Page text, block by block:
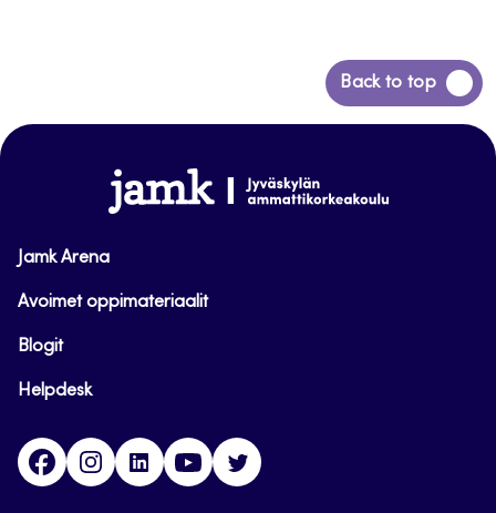
Back to top
Siirry
takaisin
www.jamk.fi
Jamk Arena
Avoimet oppimateriaalit
Blogit
Helpdesk
FacebookInstagram
LinkedInYoutube